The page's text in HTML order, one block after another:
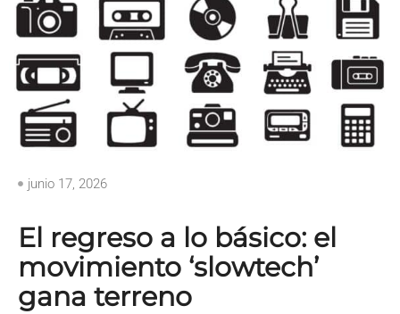
junio 17, 2026
El regreso a lo básico: el
movimiento ‘slowtech’
gana terreno